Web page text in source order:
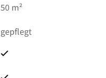
50 m²
gepflegt